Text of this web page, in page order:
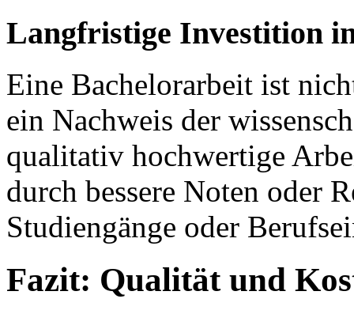
Langfristige Investition
Eine Bachelorarbeit ist
ein Nachweis der
qualitativ hochwertige
durch bessere Noten oder
Studiengänge oder
Fazit: Qualität und